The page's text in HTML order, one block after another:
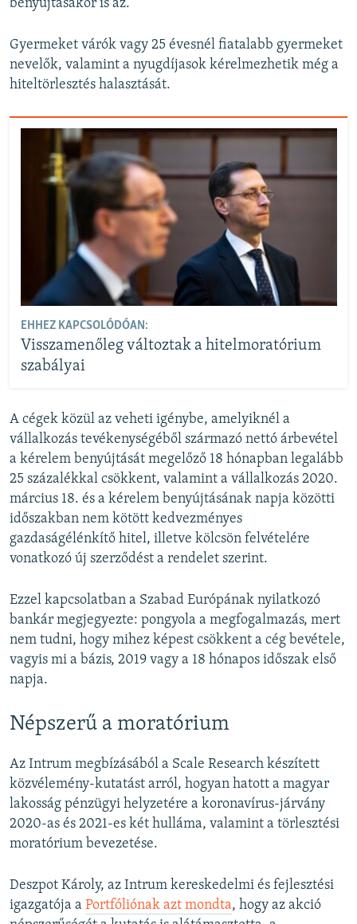
benyújtásakor is az.
Gyermeket várók vagy 25 évesnél fiatalabb gyermeket
nevelők, valamint a nyugdíjasok kérelmezhetik még a
hiteltörlesztés halasztását.
EHHEZ KAPCSOLÓDÓAN:
Visszamenőleg változtak a hitelmoratórium
szabályai
A cégek közül az veheti igénybe, amelyiknél a
vállalkozás tevékenységéből származó nettó árbevétel
a kérelem benyújtását megelőző 18 hónapban legalább
25 százalékkal csökkent, valamint a vállalkozás 2020.
március 18. és a kérelem benyújtásának napja közötti
időszakban nem kötött kedvezményes
gazdaságélénkítő hitel, illetve kölcsön felvételére
vonatkozó új szerződést a rendelet szerint.
Ezzel kapcsolatban a Szabad Európának nyilatkozó
bankár megjegyezte: pongyola a megfogalmazás, mert
nem tudni, hogy mihez képest csökkent a cég bevétele,
vagyis mi a bázis, 2019 vagy a 18 hónapos időszak első
napja.
Népszerű a moratórium
Az Intrum megbízásából a Scale Research készített
közvélemény-kutatást arról, hogyan hatott a magyar
lakosság pénzügyi helyzetére a koronavírus-járvány
2020-as és 2021-es két hulláma, valamint a törlesztési
moratórium bevezetése.
Deszpot Károly, az Intrum kereskedelmi és fejlesztési
igazgatója a Portfóliónak azt mondta, hogy az akció